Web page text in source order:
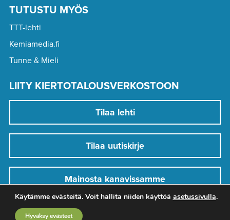
TUTUSTU MYÖS
TTT-lehti
Kemiamedia.fi
Tunne & Mieli
LIITY KIERTOTALOUSVERKOSTOON
Tilaa lehti
Tilaa uutiskirje
Mainosta kanavissamme
Käytämme evästeitä. Voit hallita niiden käyttöä asetussivulla.
Hyväksy evästeet